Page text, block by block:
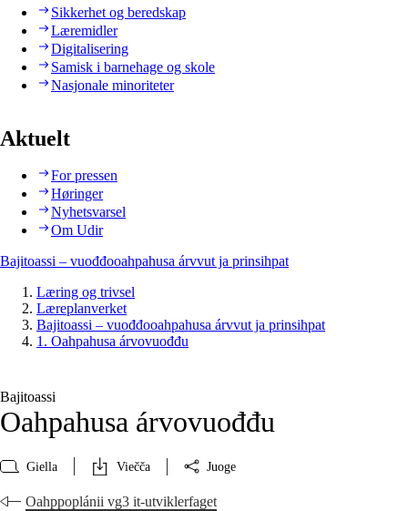
Sikkerhet og beredskap
Læremidler
Digitalisering
Samisk i barnehage og skole
Nasjonale minoriteter
Aktuelt
For pressen
Høringer
Nyhetsvarsel
Om Udir
Bajitoassi – vuođđooahpahusa árvvut ja prinsihpat
Læring og trivsel
Læreplanverket
Bajitoassi – vuođđooahpahusa árvvut ja prinsihpat
1. Oahpahusa árvovuođđu
Bajitoassi
Oahpahusa árvovuođđu
Giella Viečča Juoge
Oahppoplánii vg3 it-utviklerfaget